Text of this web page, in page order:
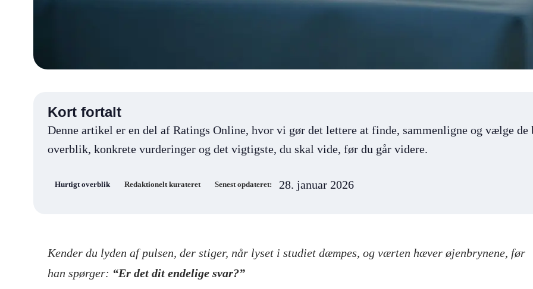
Kort fortalt
Denne artikel er en del af Ratings Online, hvor vi gør det lettere at finde, sammenligne og vælge
overblik, konkrete vurderinger og det vigtigste, du skal vide, før du går videre.
Hurtigt overblik Redaktionelt kurateret Senest opdateret: 28. januar 2026
Kender du lyden af pulsen, der stiger, når lyset i studiet dæmpes, og værten hæver øjenbrynene, før
han spørger: “Er det dit endelige svar?”